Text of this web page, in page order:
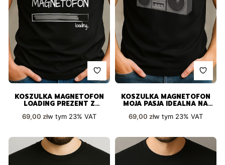
KOSZULKA MAGNETOFON
LOADING PREZENT Z
Cena brutto
69,00 złw tym 23%VAT
KOSZULKA MAGNETOFON
MOJA PASJA IDEALNA NA
Cena brutto
69,00 złw tym 23% VAT